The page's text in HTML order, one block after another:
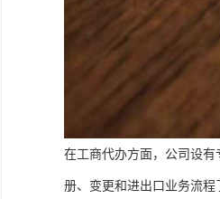
在工商代办方面，公司设
册、变更和进出口业务流